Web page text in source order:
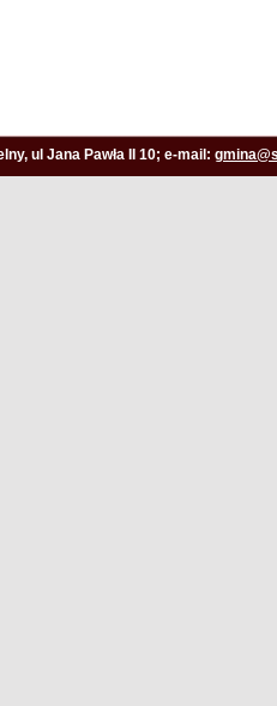
ul Jana Pawła II 10; e-mail: